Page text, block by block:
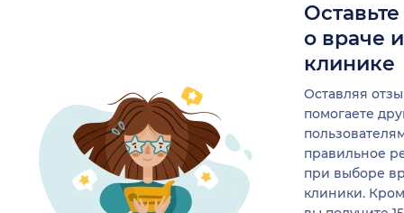
о враче
клинике
Оставляя
помогаете
правильное
при выборе
клиники.